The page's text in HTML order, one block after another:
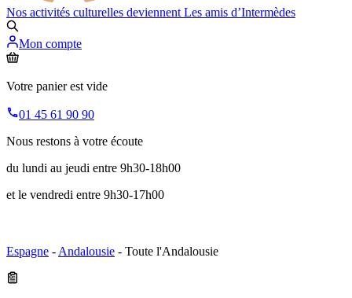
Nos activités culturelles deviennent Les amis d’Intermèdes
Mon compte
Votre panier est vide
01 45 61 90 90
Nous restons à votre écoute
du lundi au jeudi entre 9h30-18h00
et le vendredi entre 9h30-17h00
Espagne - Andalousie - Toute l'Andalousie